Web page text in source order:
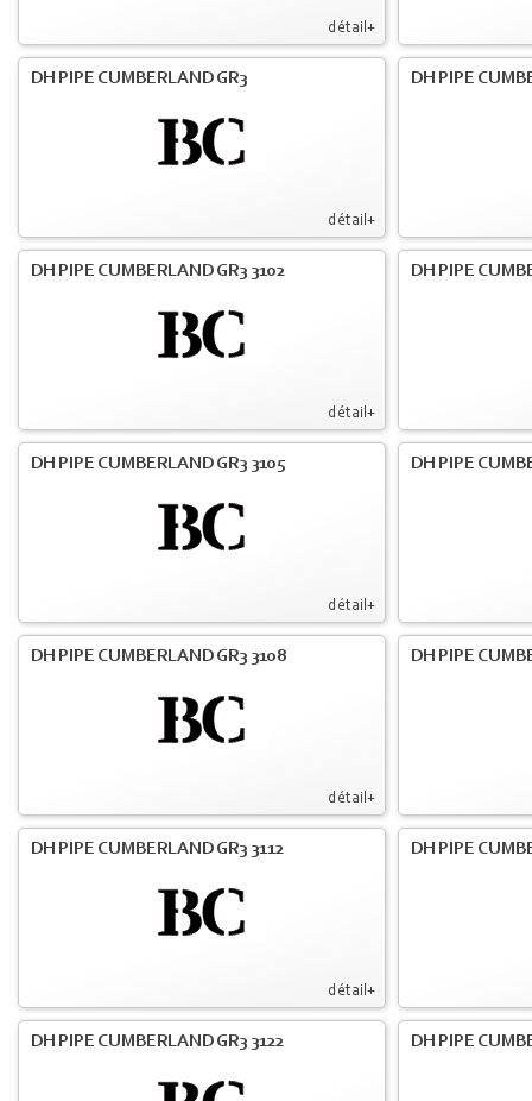
détail+
détail+
DH PIPE CUMBERLAND GR3 DH PIPE
détail+
DH PIPE CUMBERLAND GR3 3102 DH PIPE
détail+
DH PIPE CUMBERLAND GR3 3105 DH PIPE
détail+
DH PIPE CUMBERLAND GR3 3108 DH PIPE
détail+
DH PIPE CUMBERLAND GR3 3112 DH PIPE
DH PIPE CUMBERLAND GR3 3122 DH PIPE